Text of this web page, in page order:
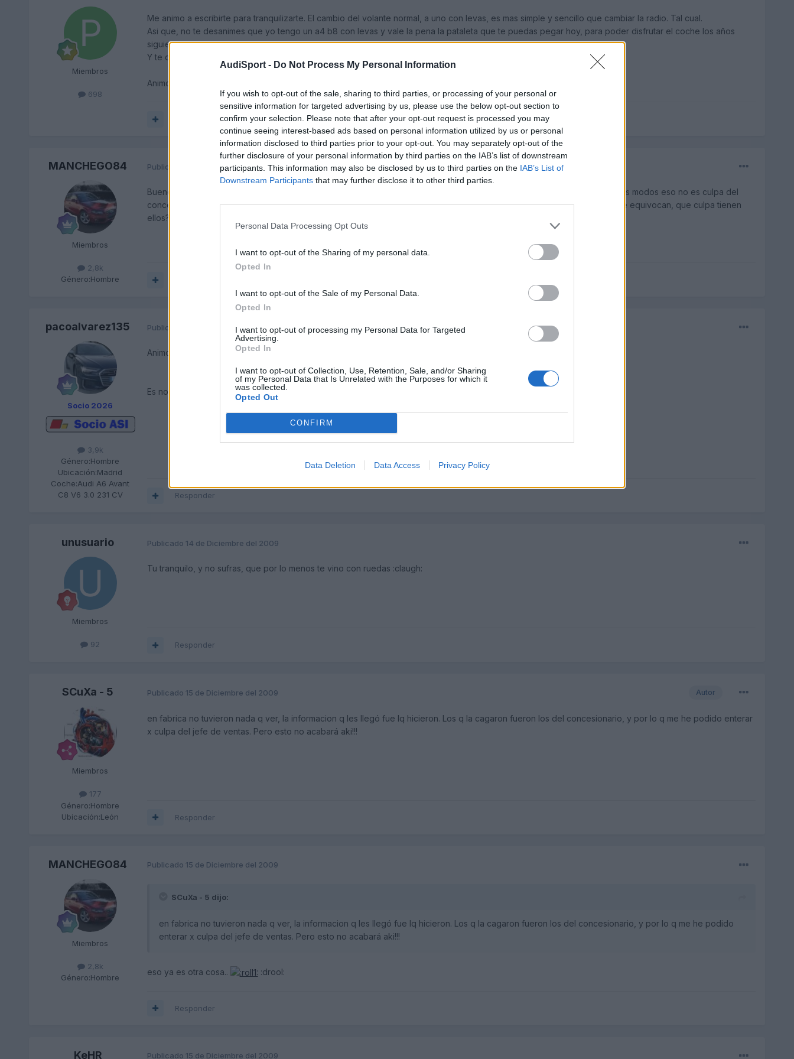
AudiSport - Do Not Process My Personal Information
If you wish to opt-out of the sale, sharing to third parties, or processing of your personal or
sensitive information for targeted advertising by us, please use the below opt-out section to
confirm your selection. Please note that after your opt-out request is processed you may
continue seeing interest-based ads based on personal information utilized by us or personal
information disclosed to third parties prior to your opt-out. You may separately opt-out of the
further disclosure of your personal information by third parties on the IAB’s list of downstream
participants. This information may also be disclosed by us to third parties on the IAB’s List of
Downstream Participants that may further disclose it to other third parties.
Personal Data Processing Opt Outs
I want to opt-out of the Sharing of my personal data.
Opted In
I want to opt-out of the Sale of my Personal Data.
Opted In
I want to opt-out of processing my Personal Data for Targeted
Advertising.
Opted In
I want to opt-out of Collection, Use, Retention, Sale, and/or Sharing
of my Personal Data that Is Unrelated with the Purposes for which it
was collected.
Opted Out
CONFIRM
Data Deletion Data Access Privacy Policy
Miembros
698
Me animo a escribirte para tranquilizarte. El cambio del volante normal, a uno con levas, es mas simple y sencillo que cambiar la radio. Tal cual.
Asi que, no te desanimes que yo tengo un a4 b8 con levas y vale la pena la pataleta que te puedas pegar hoy, para poder disfrutar el coche los años
siguientes.
Y te digo lo del volante porque yo le puse el tempomat al mio, y es mas simple que un boton.
Animos, y reclama al conce que la primera revision de los 30000 te la hagan gratis!!
MANCHEGO84
Miembros
2,8k
Género:Hombre
Publicado 14 de Diciembre del 2009
Bueno no te vengas abajo, tu maquina ya esta aqui, y si eso te lo pueden poner despues pues todo solucionado, de todos modos eso no es culpa del
concesionario, no veo justo que le eches asi la culpa a ellos ylos crucifiques, si ellos pasan en pedido bien y en fabrica se equivocan, que culpa tienen
ellos?
pacoalvarez135
Socio 2026
3,9k
Género:Hombre
Ubicación:Madrid
Coche:Audi A6 Avant
C8 V6 3.0 231 CV
Publicado 14 de Diciembre del 2009
Animo! Me puedo imaginar tu desilución, pero si es cierto lo que dicen puedes quedarte un poco mas tranquilo, saludos.
Es normal que en fabrica puedan cagarla de esa forma?? hay algún caso mas?? me acabas de acojonar...
Responder
unusuario
Miembros
92
Publicado 14 de Diciembre del 2009
Tu tranquilo, y no sufras, que por lo menos te vino con ruedas :claugh:
Responder
SCuXa - 5
Miembros
177
Género:Hombre
Ubicación:León
Autor
Publicado 15 de Diciembre del 2009
en fabrica no tuvieron nada q ver, la informacion q les llegó fue lq hicieron. Los q la cagaron fueron los del concesionario, y por lo q me he podido enterar
x culpa del jefe de ventas. Pero esto no acabará aki!!!
Responder
MANCHEGO84
Miembros
2,8k
Género:Hombre
Publicado 15 de Diciembre del 2009
SCuXa - 5 dijo:
en fabrica no tuvieron nada q ver, la informacion q les llegó fue lq hicieron. Los q la cagaron fueron los del concesionario, y por lo q me he podido
enterar x culpa del jefe de ventas. Pero esto no acabará aki!!!
eso ya es otra cosa.. :drool:
Responder
KeHR Publicado 15 de Diciembre del 2009